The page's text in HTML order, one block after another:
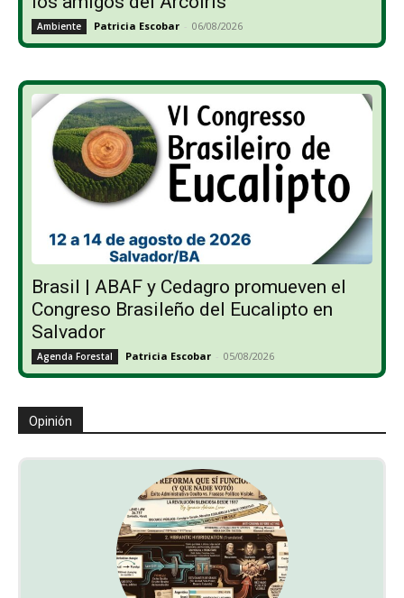
Ambiente Patricia Escobar - 06/08/2026
Brasil | ABAF y Cedagro promueven el
Congreso Brasileño del Eucalipto en
Salvador
Agenda Forestal Patricia Escobar - 05/08/2026
Opinión